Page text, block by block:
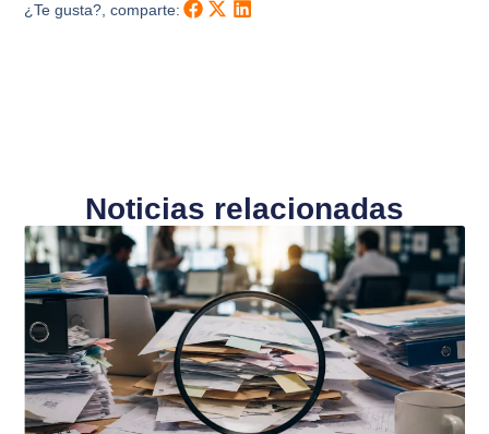
¿Te gusta?, comparte:
Noticias relacionadas